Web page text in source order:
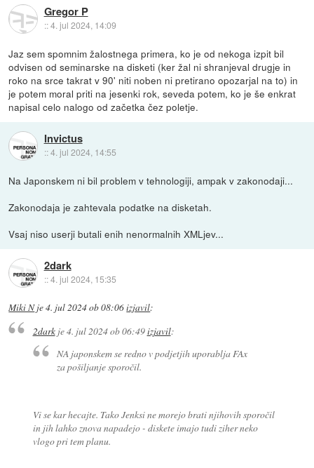
Gregor P
::4. jul 2024, 14:09
Jaz sem spomnim žalostnega primera, ko je od nekoga izpit bil
odvisen od seminarske na disketi (ker žal ni shranjeval drugje in
roko na srce takrat v 90' niti noben ni pretirano opozarjal na to) in
je potem moral priti na jesenki rok, seveda potem, ko je še enkrat
napisal celo nalogo od začetka čez poletje.
Invictus
::4. jul 2024, 14:55
Na Japonskem ni bil problem v tehnologiji, ampak v zakonodaji...
Zakonodaja je zahtevala podatke na disketah.
Vsaj niso userji butali enih nenormalnih XMLjev...
2dark
::4. jul 2024, 15:35
Miki Nje4. jul 2024 ob 08:06izjavil:
2darkje4. jul 2024 ob 06:49izjavil:
NA japonskem se redno v podjetjih uporablja FAx
za pošiljanje sporočil.
Vi se kar hecajte. Tako Jenksi ne morejo brati njihovih sporočil
in jih lahko znova napadejo - diskete imajo tudi ziher neko
vlogo pri tem planu.